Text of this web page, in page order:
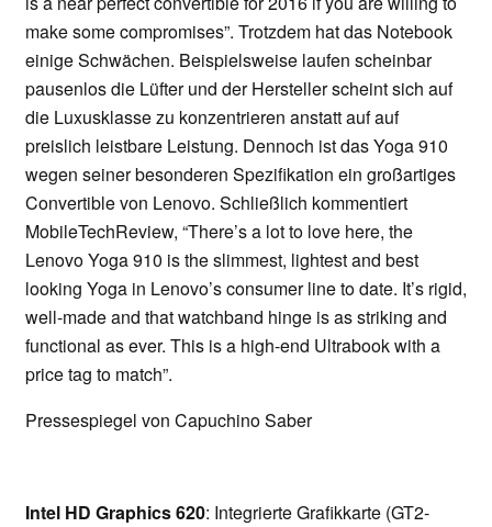
make some compromises”. Trotzdem hat das Notebook
einige Schwächen. Beispielsweise laufen scheinbar
pausenlos die Lüfter und der Hersteller scheint sich auf
die Luxusklasse zu konzentrieren anstatt auf auf
preislich leistbare Leistung. Dennoch ist das Yoga 910
wegen seiner besonderen Spezifikation ein großartiges
Convertible von Lenovo. Schließlich kommentiert
MobileTechReview, “There’s a lot to love here, the
Lenovo Yoga 910 is the slimmest, lightest and best
looking Yoga in Lenovo’s consumer line to date. It’s rigid,
well-made and that watchband hinge is as striking and
functional as ever. This is a high-end Ultrabook with a
price tag to match”.
Pressespiegel von Capuchino Saber
Intel HD Graphics 620: Integrierte Grafikkarte (GT2-